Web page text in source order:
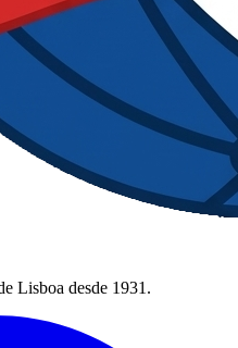
Lisboa desde 1931.